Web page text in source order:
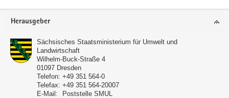
gültige.
Footer-
Herausgeber
Sächsisches Staatsministerium für Umwelt und
Landwirtschaft
Wilhelm-Buck-Straße 4
01097 Dresden
Telefon: +49 351 564-0
Telefax: +49 351 564-20007
E-Mail:
Poststelle SMUL